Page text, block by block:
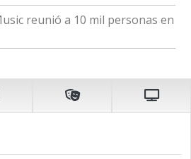
reunió a 10 mil personas en